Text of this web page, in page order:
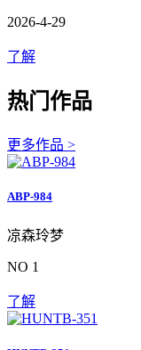
2026-4-29
了解
热门作品
更多作品 >
ABP-984
凉森玲梦
NO 1
了解